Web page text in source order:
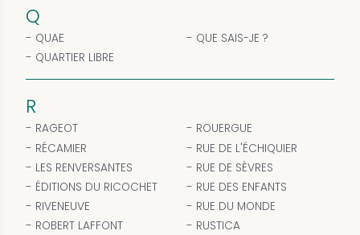
Q
QUAE
QUARTIER LIBRE
QUE SAIS-JE ?
R
RAGEOT
RÉCAMIER
LES RENVERSANTES
ÉDITIONS DU RICOCHET
RIVENEUVE
ROBERT LAFFONT
ROUERGUE
RUE DE L'ÉCHIQUIER
RUE DE SÈVRES
RUE DES ENFANTS
RUE DU MONDE
RUSTICA